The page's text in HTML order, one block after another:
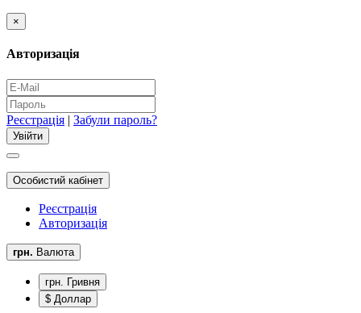
×
Авторизація
Реєстрація | Забули пароль?
Особистий кабінет
Реєстрація
Авторизація
грн. Валюта
грн. Гривня
$ Доллар